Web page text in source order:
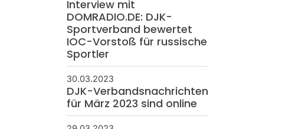
DOMRADIO.DE: DJK-
Sportverband bewertet
IOC-Vorstoß für russische
Sportler
30.03.2023
DJK-Verbandsnachrichten
für März 2023 sind online
29.03.2023